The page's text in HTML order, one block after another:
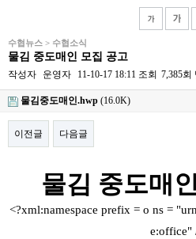
수협뉴스 > 수협소식
물김 중도매인 모집 공고
작성자 운영자 11-10-17 18:11 조회 7,385회
물김중도매인.hwp (16.0K)
이전글 다음글
물김 중도매
<?xml:namespace prefix = o ns =
e:office"